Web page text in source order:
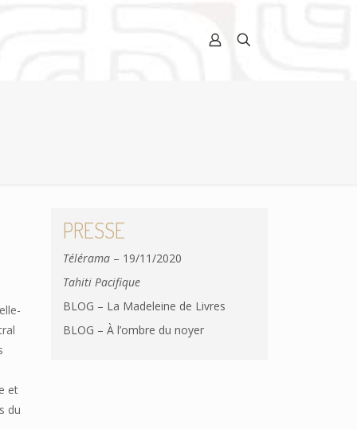
et
du
PRESSE
Télérama– 19/11/2020
Tahiti Pacifique
BLOG – La Madeleine de Livres
BLOG – À l’ombre du noyer